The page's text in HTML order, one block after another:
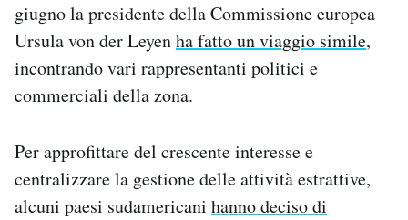
giugno la presidente della Commissione europea
Ursula von der Leyenha fatto un viaggio simile,
incontrando vari rappresentanti politici e
commerciali della zona.
Per approfittare del crescente interesse e
centralizzare la gestione delle attività estrattive,
alcuni paesi sudamericani hanno deciso di